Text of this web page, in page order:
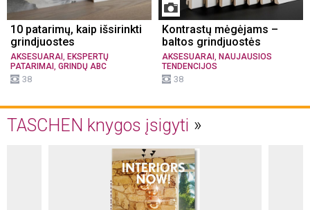
10 patarimų, kaip išsirinkti
grindjuostes
AKSESUARAI EKSPERTŲ
PATARIMAI GRINDŲ ABC
38
Kontrastų mėgėjams –
baltos grindjuostės
AKSESUARAI NAUJAUSIOS
TENDENCIJOS
38
TASCHEN knygos įsigyti